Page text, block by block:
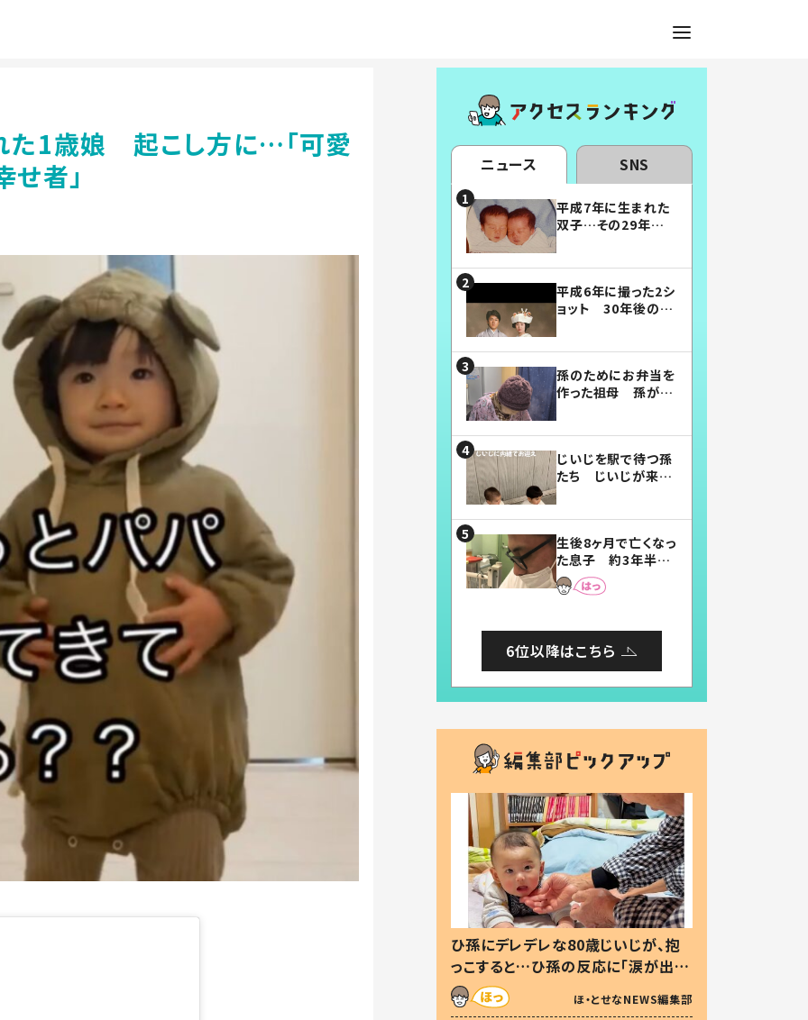
た1歳娘 起こし方に…「可愛
せ者」
ニュース SNS
平成7年に生まれた
双子…その29年後
平成6年に撮った2シ
ョット 30年後の姿
孫のためにお弁当を
作った祖母 孫が絶
じいじを駅で待つ孫
たち じいじが来た
まらない」「幸せにな
れる」
生後8ヶ月で亡くなっ
た息子 約3年半
後、当時の妻の日記
に書いてあった本音
6位以降はこちら
ひ孫にデレデレな80歳じいじが、抱
っこすると…ひ孫の反応に「涙が出ま
した」「可愛くて仕方ない」
ほ・とせなNEWS編集部